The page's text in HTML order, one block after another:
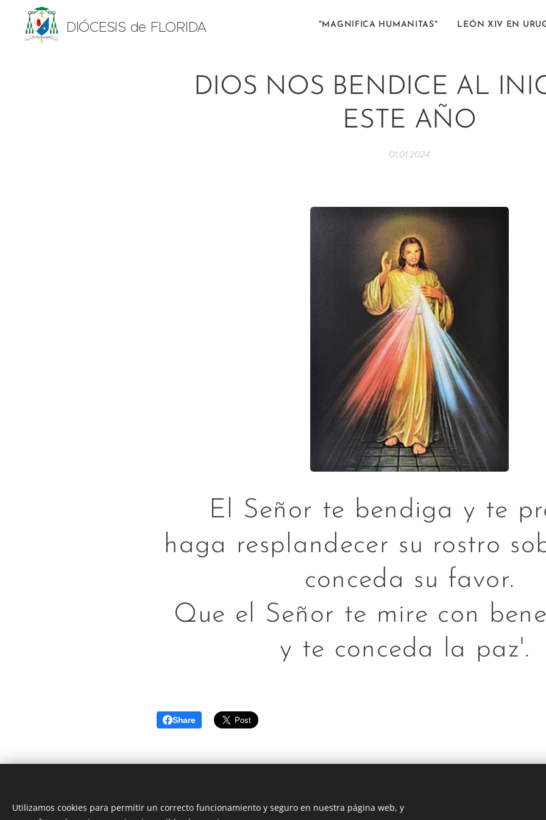
DIÓCESIS de FLORIDA "MAGNIFICA HUMANITAS" LEÓN XIV EN
DIOS NOS BENDICE AL
ESTE AÑO
01.01.2024
El Señor te bendiga y te
haga resplandecer su rostro
conceda su favor.
Que el Señor te mire con
y te conceda la paz'.
Share
Utilizamos cookies para permitir un correcto funcionamiento y seguro en nuestra página web, y